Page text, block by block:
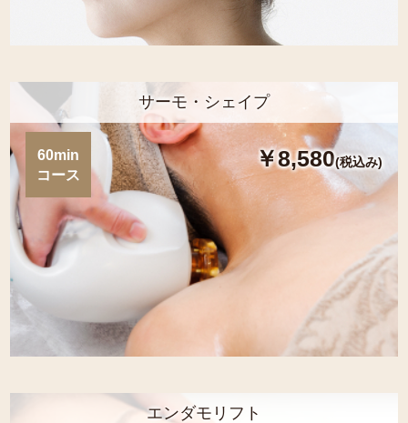
サーモ・シェイプ
60min
コース
￥8,580(税込み)
エンダモリフト